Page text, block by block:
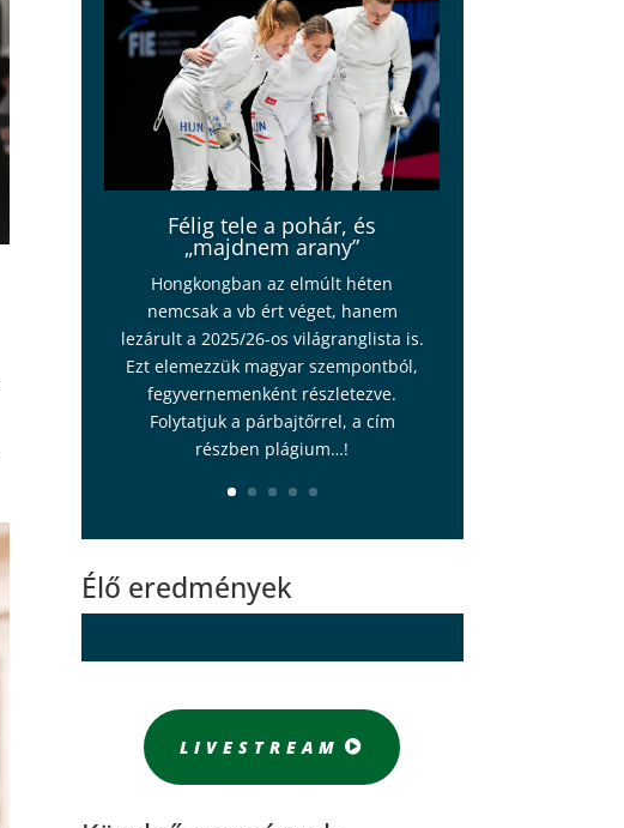
Félig tele a pohár, és
„majdnem arany”
Hongkongban az elmúlt héten
nemcsak a vb ért véget, hanem
lezárult a 2025/26-os világranglista is.
Ezt elemezzük magyar szempontból,
fegyvernemenként részletezve.
Folytatjuk a párbajtőrrel, a cím
részben plágium…!
Élő eredmények
LIVESTREAM